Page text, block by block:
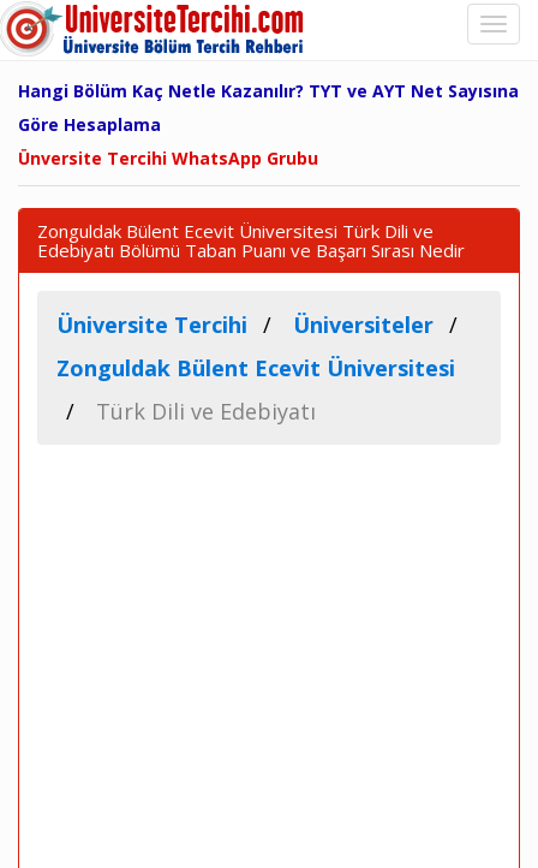
Hangi Bölüm Kaç Netle Kazanılır? TYT ve AYT Net Sayısına
Göre Hesaplama
Ünversite Tercihi WhatsApp Grubu
Zonguldak Bülent Ecevit Üniversitesi Türk Dili ve
Edebiyatı Bölümü Taban Puanı ve Başarı Sırası Nedir
Üniversite Tercihi
Üniversiteler
Zonguldak Bülent Ecevit Üniversitesi
Türk Dili ve Edebiyatı